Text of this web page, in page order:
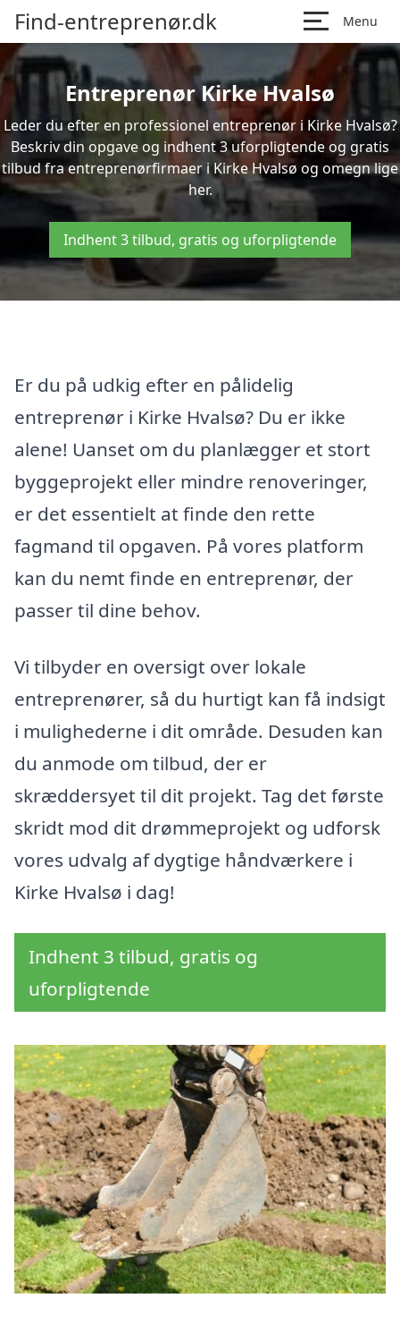
Find-entreprenør.dk Menu
Entreprenør Kirke Hvalsø
Leder du efter en professionel entreprenør i Kirke Hvalsø?
Beskriv din opgave og indhent 3 uforpligtende og gratis
tilbud fra entreprenørfirmaer i Kirke Hvalsø og omegn lige
her.
Indhent 3 tilbud, gratis og uforpligtende
Er du på udkig efter en pålidelig
entreprenør i Kirke Hvalsø? Du er ikke
alene! Uanset om du planlægger et stort
byggeprojekt eller mindre renoveringer,
er det essentielt at finde den rette
fagmand til opgaven. På vores platform
kan du nemt finde en entreprenør, der
passer til dine behov.
Vi tilbyder en oversigt over lokale
entreprenører, så du hurtigt kan få indsigt
i mulighederne i dit område. Desuden kan
du anmode om tilbud, der er
skræddersyet til dit projekt. Tag det første
skridt mod dit drømmeprojekt og udforsk
vores udvalg af dygtige håndværkere i
Kirke Hvalsø i dag!
Indhent 3 tilbud, gratis og
uforpligtende